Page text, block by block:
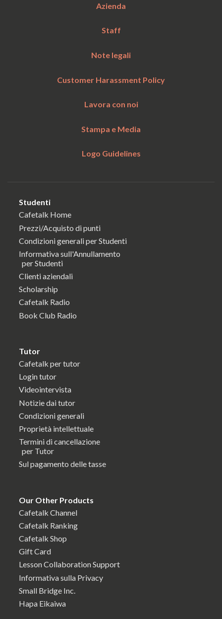
Azienda
Staff
Note legali
Customer Harassment Policy
Lavora con noi
Stampa e Media
Logo Guidelines
Studenti
Cafetalk Home
Prezzi/Acquisto di punti
Condizioni generali per Studenti
Informativa sull'Annullamento
per Studenti
Clienti aziendali
Scholarship
Cafetalk Radio
Book Club Radio
Tutor
Cafetalk per tutor
Login tutor
Videointervista
Notizie dai tutor
Condizioni generali
Proprietà intellettuale
Termini di cancellazione
per Tutor
Sul pagamento delle tasse
Our Other Products
Cafetalk Channel
Cafetalk Ranking
Cafetalk Shop
Gift Card
Lesson Collaboration Support
Informativa sulla Privacy
Small Bridge Inc.
Hapa Eikaiwa